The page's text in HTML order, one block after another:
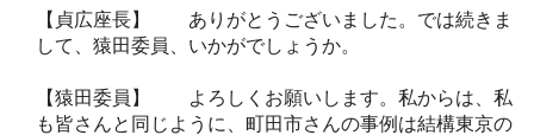
【貞広座長】 ありがとうございました。では続きま
して、猿田委員、いかがでしょうか。
【猿田委員】 よろしくお願いします。私からは、私
も皆さんと同じように、町田市さんの事例は結構東京の